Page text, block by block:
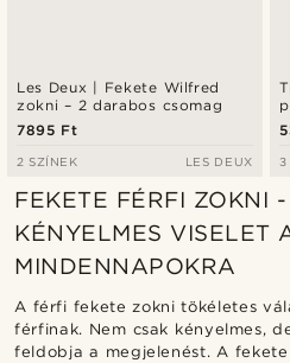
Les Deux | Fekete Wilfred
zokni – 2 darabos csomag
7895 Ft
2 SZÍNEK LES DEUX 3
FEKETE FÉRFI ZOKNI
KÉNYELMES VISELET
MINDENNAPOKRA
A férfi fekete zokni tökéletes
férfinak. Nem csak kényelmes,
feldobja a megjelenést. A fekete